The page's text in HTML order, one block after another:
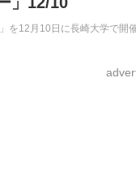
12月10日に長崎大学で